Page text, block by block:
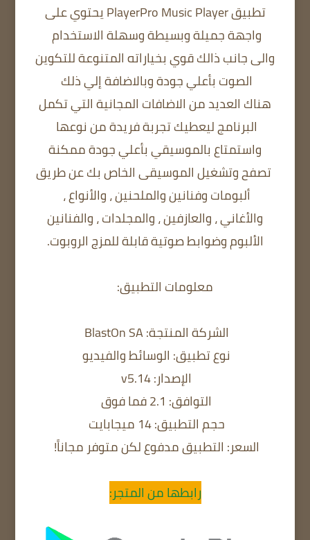
تطبيق PlayerPro Music Player يحتوي على
واجهة جميلة وبسيطة وسهلة الاستخدام
والى جانب ذالك قوي بخياراته المتنوعة للتكوين
الصوت بأعلي جودة وبالاضافة إلي ذلك
هناك العديد من الاضافات المجانية التي تكمل
البرنامج ليعطيك تجربة فريدة من نوعها
واستمتاع بالموسيقي بأعلي جودة ممكنة
تصفح وتشغيل الموسيقى الخاص بك عن طريق
ألبومات وفنانين والملحنين ، والأنواع ،
والأغاني ، والعازفين ، والمجلدات ، والفنانين
الألبوم وضوابط صوتية قابلة للمزج الروبوت.
معلومات التطبيق:
الشركة المنتجة: BlastOn SA
نوع تطبيق: الوسائط والفيديو
الإصدار: v5.14
التوافق: 2.1 فما فوق
حجم التطبيق: 14 ميجابايت
السعر: التطبيق مدفوع لكن متوفر مجاناً!
رابطها من المتجر: